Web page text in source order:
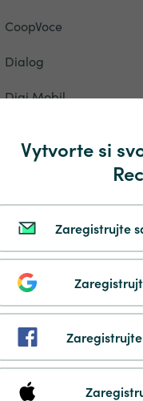
Vytvorte si
Zaregistrujte
CoopVoce
Dialog
Digi Mobil
Eety
Epic
Etisalat
Five Mobile
Fonic
Friendi Mobile